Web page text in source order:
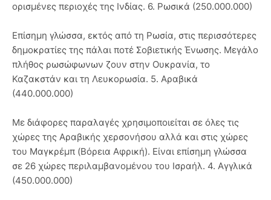
ορισμένες περιοχές της Ινδίας. 6. Ρωσικά (250.000.000)
Επίσημη γλώσσα, εκτός από τη Ρωσία, στις περισσότερες
δημοκρατίες της πάλαι ποτέ Σοβιετικής Ένωσης. Μεγάλο
πλήθος ρωσώφωνων ζουν στην Ουκρανία, το
Καζακστάν και τη Λευκορωσία. 5. Αραβικά
(440.000.000)
Με διάφορες παραλαγές χρησιμοποιείται σε όλες τις
χώρες της Αραβικής χερσονήσου αλλά και στις χώρες
του Μαγκρέμπ (Βόρεια Αφρική). Είναι επίσημη γλώσσα
σε 26 χώρες περιλαμβανομένου του Ισραήλ. 4. Αγγλικά
(450.000.000)